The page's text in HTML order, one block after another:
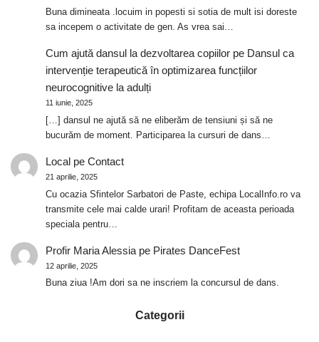
Buna dimineata .locuim in popesti si sotia de mult isi doreste
sa incepem o activitate de gen. As vrea sai…
Cum ajută dansul la dezvoltarea copiilorpe Dansul ca
intervenție terapeutică în optimizarea funcțiilor
neurocognitive la adulți
11 iunie, 2025
[…] dansul ne ajută să ne eliberăm de tensiuni și să ne
bucurăm de moment. Participarea la cursuri de dans…
Localpe Contact
21 aprilie, 2025
Cu ocazia Sfintelor Sarbatori de Paste, echipa LocalInfo.ro va
transmite cele mai calde urari! Profitam de aceasta perioada
speciala pentru…
Profir Maria Alessiape Pirates DanceFest
12 aprilie, 2025
Buna ziua !Am dori sa ne inscriem la concursul de dans.
Categorii